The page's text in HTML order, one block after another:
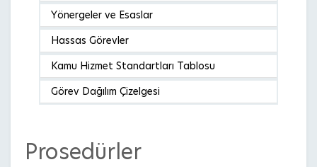
Yönergeler ve Esaslar
Hassas Görevler
Kamu Hizmet Standartları Tablosu
Görev Dağılım Çizelgesi
Prosedürler